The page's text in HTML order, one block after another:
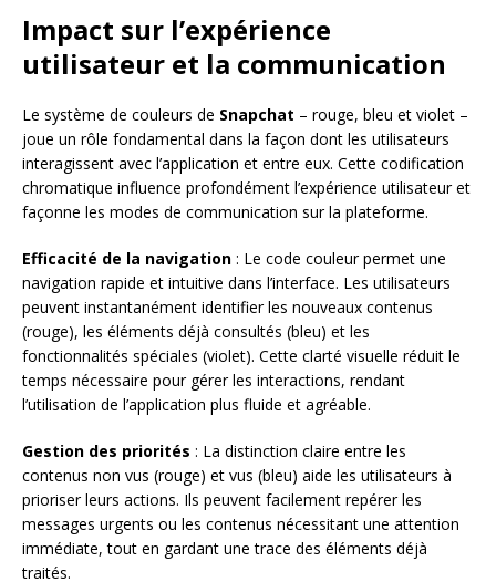
Impact sur l’expérience
utilisateur et la communication
Le système de couleurs de Snapchat – rouge, bleu et violet –
joue un rôle fondamental dans la façon dont les utilisateurs
interagissent avec l’application et entre eux. Cette codification
chromatique influence profondément l’expérience utilisateur et
façonne les modes de communication sur la plateforme.
Efficacité de la navigation : Le code couleur permet une
navigation rapide et intuitive dans l’interface. Les utilisateurs
peuvent instantanément identifier les nouveaux contenus
(rouge), les éléments déjà consultés (bleu) et les
fonctionnalités spéciales (violet). Cette clarté visuelle réduit le
temps nécessaire pour gérer les interactions, rendant
l’utilisation de l’application plus fluide et agréable.
Gestion des priorités : La distinction claire entre les
contenus non vus (rouge) et vus (bleu) aide les utilisateurs à
prioriser leurs actions. Ils peuvent facilement repérer les
messages urgents ou les contenus nécessitant une attention
immédiate, tout en gardant une trace des éléments déjà
traités.